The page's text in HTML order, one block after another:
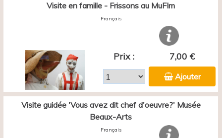
Visite en famille - Frissons au MuFIm
Français
Prix : 7,00 €
Ajouter
Visite guidée 'Vous avez dit chef d'oeuvre?' Musée
Beaux-Arts
Français